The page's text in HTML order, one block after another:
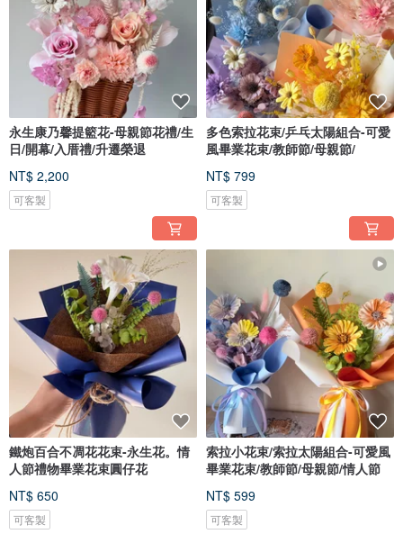
永生康乃馨提籃花-母親節花禮/生
日/開幕/入厝禮/升遷榮退
NT$ 2,200
可客製
多色索拉花束/乒乓太陽組合-可愛
風畢業花束/教師節/母親節/
NT$ 799
可客製
鐵炮百合不凋花花束-永生花。情
人節禮物畢業花束圓仔花
NT$ 650
可客製
索拉小花束/索拉太陽組合-可愛風
畢業花束/教師節/母親節/情人節
NT$ 599
可客製